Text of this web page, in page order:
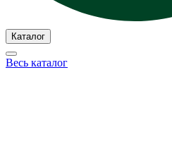
Каталог
Весь каталог